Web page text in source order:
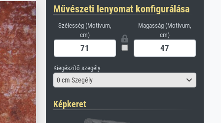
Művészeti lenyomat konfigurálása
Szélesség (Motívum,
cm)
Magasság (Motívum,
cm)
Kiegészítő szegély
0 cm Szegély
Képkeret